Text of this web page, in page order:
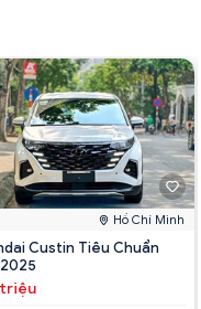
Hồ Chí Minh
Custin Tiêu Chuẩn